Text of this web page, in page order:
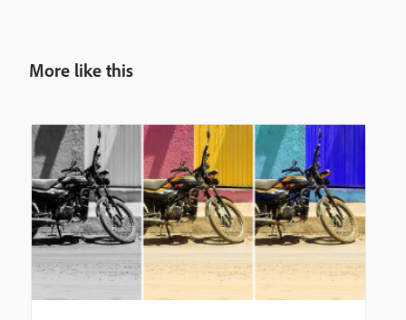
More like this